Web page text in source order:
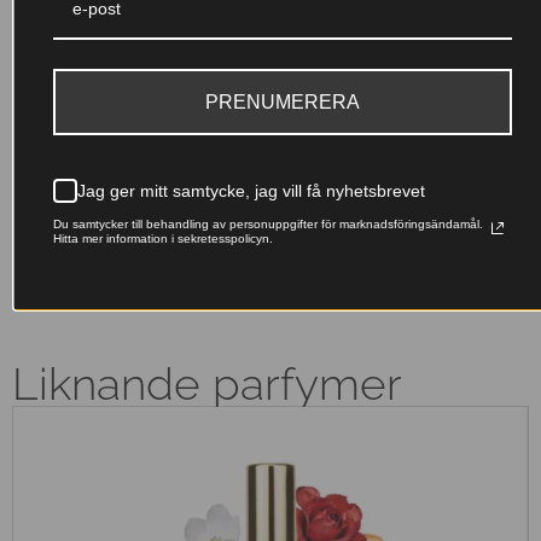
En djupare, mer intensiv doft
med lång hållbarhet – skapad
tillverkning inom EU för din
Franska essenser
lyxiga dofter till ett pris som
känns rätt.
Miljövänligt val
minskar avfallet – ta hand om
naturen samtidigt som du doftar
Liknande parfymer
PRENUMERERA
Jag ger mitt samtycke, jag vill få nyhetsbrevet
Du samtycker till behandling av personuppgifter för marknadsföringsändamål.
Hitta mer information i sekretesspolicyn.